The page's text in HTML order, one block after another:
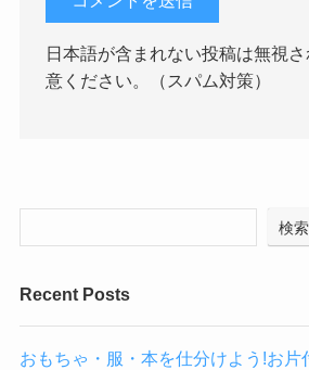
日本語が含まれない投稿は無視
意ください。（スパム対策）
検索
Recent Posts
おもちゃ・服・本を仕分けよう!お片